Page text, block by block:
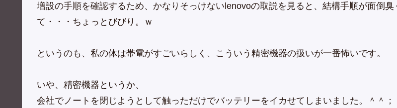
増設の手順を確認するため、かなりそっけないlenovoの取説を見ると、結構手順が面倒臭
て・・・ちょっとびびり。ｗ
というのも、私の体は帯電がすごいらしく、こういう精密機器の扱いが一番怖いです。
いや、精密機器というか、
会社でノートを閉じようとして触っただけでバッテリーをイカせてしまいました。＾＾；